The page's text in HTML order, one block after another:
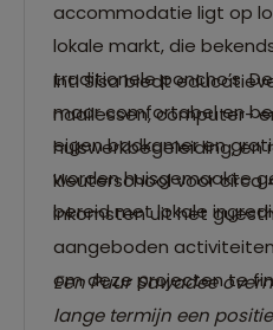
accommodatie ligt op
lokale markt, die
traditionele poncho’s.
maar comfortabel en
eigen badkamer en
worden huisgemaakte
bereid met lokale
Inti Sisa biedt
naailessen, computer-
huiswerkbegeleiding,
kleuterschool voor circa
inkomsten uit het
aangeboden
om deze projecten te
Een Puur Sawadee
lange termijn een